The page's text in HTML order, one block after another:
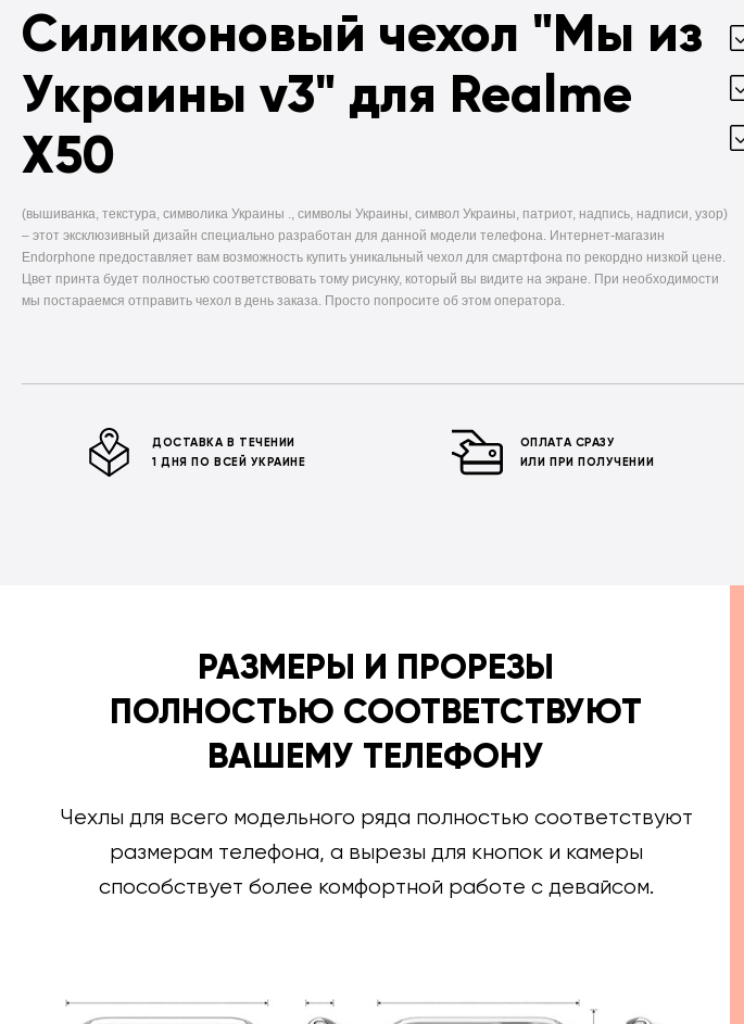
Силиконовый чехол "Мы из
Украины v3" для Realme
X50
(вышиванка, текстура, символика Украины ., символы Украины, символ Украины, патриот, надпись, надписи, узор)
– этот эксклюзивный дизайн специально разработан для данной модели телефона. Интернет-магазин
Endorphone предоставляет вам возможность купить уникальный чехол для смартфона по рекордно низкой цене.
Цвет принта будет полностью соответствовать тому рисунку, который вы видите на экране. При необходимости
мы постараемся отправить чехол в день заказа. Просто попросите об этом оператора.
ДОСТАВКА В ТЕЧЕНИИ
1 ДНЯ ПО ВСЕЙ УКРАИНЕ
ОПЛАТА СРАЗУ
ИЛИ ПРИ ПОЛУЧЕНИИ
РАЗМЕРЫ И ПРОРЕЗЫ
ПОЛНОСТЬЮ СООТВЕТСТВУЮТ
ВАШЕМУ ТЕЛЕФОНУ
Чехлы для всего модельного ряда полностью соответствуют
размерам телефона, а вырезы для кнопок и камеры
способствует более комфортной работе с девайсом.